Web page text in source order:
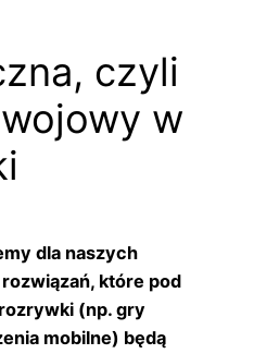
czyli
w
dla naszych
które pod
(np. gry
mobilne) będą